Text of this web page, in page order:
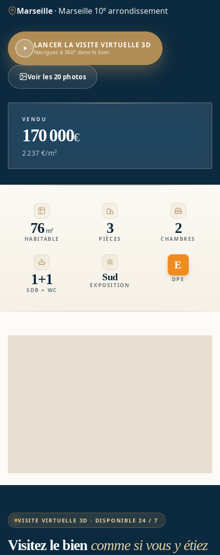
Marseille · Marseille 10e arrondissement
LANCER LA VISITE VIRTUELLE 3D
Naviguez à 360° dans le bien
Voir les 20 photos
VENDU
170 000€
2 237 €/m²
76 m²
HABITABLE
3
PIÈCES
2
CHAMBRES
1+1
SDB + WC
Sud
EXPOSITION
E
DPE
VISITE VIRTUELLE 3D · DISPONIBLE 24 / 7
Visitez le bien comme si vous y étiez